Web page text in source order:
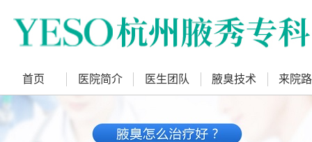
首页 医院简介 医生团队 腋臭技术 来院